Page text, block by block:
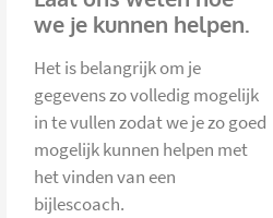
we je kunnen helpen.
Het is belangrijk om je
gegevens zo volledig mogelijk
in te vullen zodat we je zo goed
mogelijk kunnen helpen met
het vinden van een
bijlescoach.